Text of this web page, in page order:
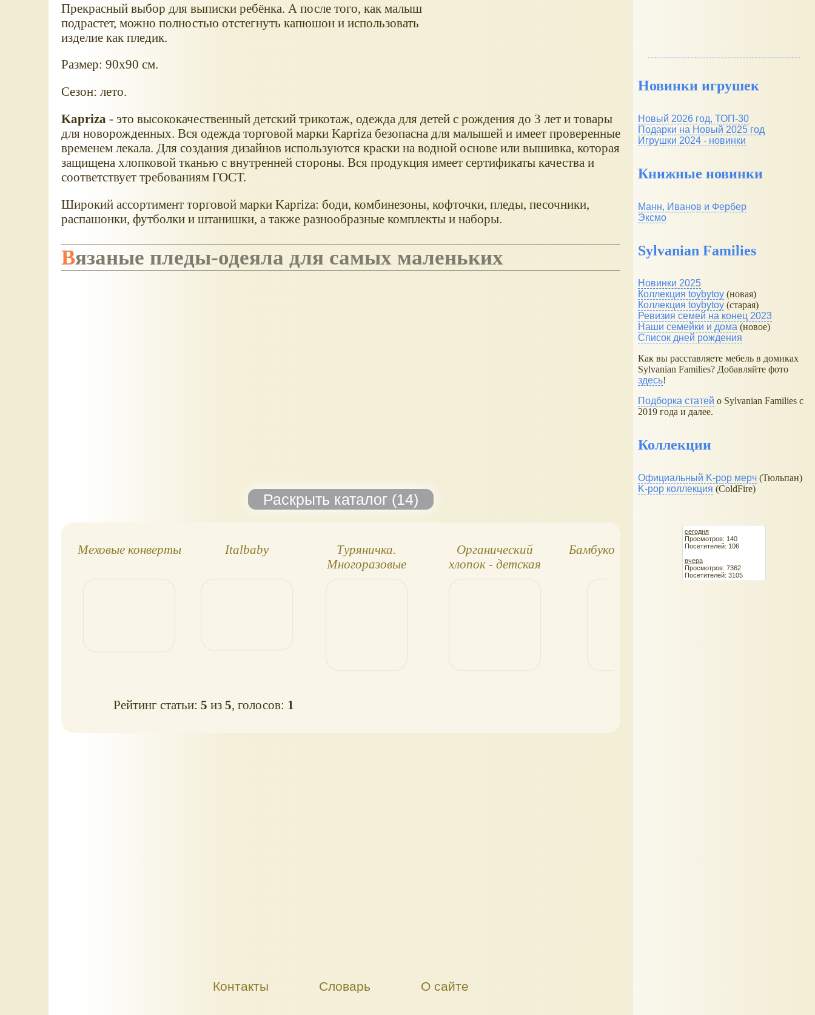
Прекрасный выбор для выписки ребёнка. А после того, как малыш
подрастет, можно полностью отстегнуть капюшон и использовать
изделие как пледик.
Размер: 90х90 см.
Сезон: лето.
Kapriza - это высококачественный детский трикотаж, одежда для детей с рождения до 3 лет и товары
для новорожденных. Вся одежда торговой марки Kapriza безопасна для малышей и имеет проверенные
временем лекала. Для создания дизайнов используются краски на водной основе или вышивка, которая
защищена хлопковой тканью с внутренней стороны. Вся продукция имеет сертификаты качества и
соответствует требованиям ГОСТ.
Широкий ассортимент торговой марки Kapriza: боди, комбинезоны, кофточки, пледы, песочники,
распашонки, футболки и штанишки, а также разнообразные комплекты и наборы.
Вязаные пледы-одеяла для самых маленьких
Меховые конверты Italbaby
Туряничка.
Многоразовые
Органический
хлопок - детская
Бамбуковая сказка
Пелёнка-конверт.
Для простого и
комфортного
Рейтинг статьи:5 из5 , голосов: 1
Контакты Словарь О сайте
Новинки игрушек
Новый 2026 год, ТОП-30
Подарки на Новый 2025 год
Игрушки 2024 - новинки
Книжные новинки
Манн, Иванов и Фербер
Эксмо
Sylvanian Families
Новинки 2025
Коллекция toybytoy (новая)
Коллекция toybytoy (старая)
Ревизия семей на конец 2023
Наши семейки и дома (новое)
Список дней рождения
Как вы расставляете мебель в домиках
Sylvanian Families? Добавляйте фото
здесь!
Подборка статей о Sylvanian Families с
2019 года и далее.
Коллекции
Официальный K-pop мерч (Тюльпан)
K-pop коллекция (ColdFire)
сегодня
Просмотров: 140
Посетителей: 106
вчера
Просмотров: 7362
Посетителей: 3105